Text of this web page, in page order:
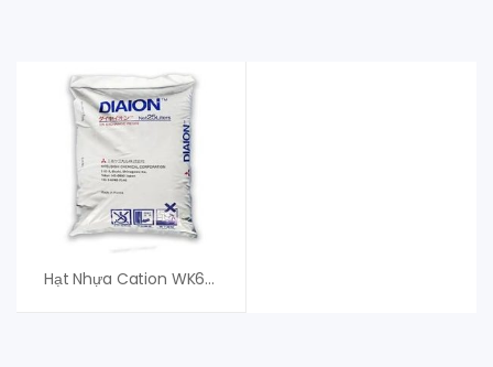
Hạt Nhựa Cation WK60L – Mitsubishi – An Vi Group Cung Cấp